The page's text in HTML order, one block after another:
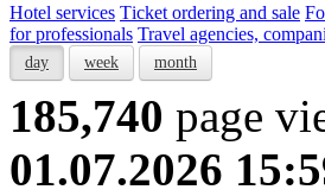
Hotel services Тicket ordering and sale
for professionals Travel agencies,
day week month
185,740 page
01.07.2026